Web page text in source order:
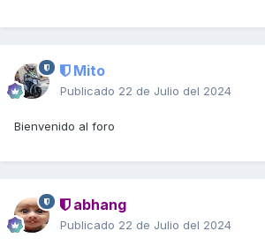
Mito
Publicado 22 de Julio del 2024
Bienvenido al foro
abhang
Publicado 22 de Julio del 2024